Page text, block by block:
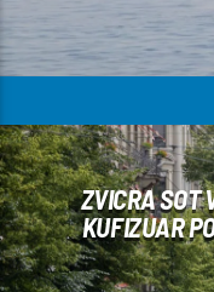
ZVICRA SOT
KUFIZUAR